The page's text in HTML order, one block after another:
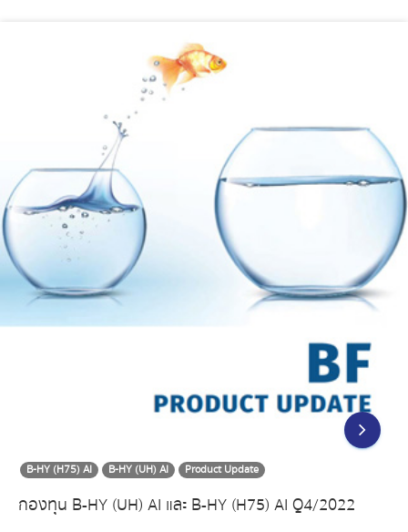
B-HY (H75) AI B-HY (UH) AI Product Update
กองทุน B-HY (UH) AI และ B-HY (H75) AI Q4/2022